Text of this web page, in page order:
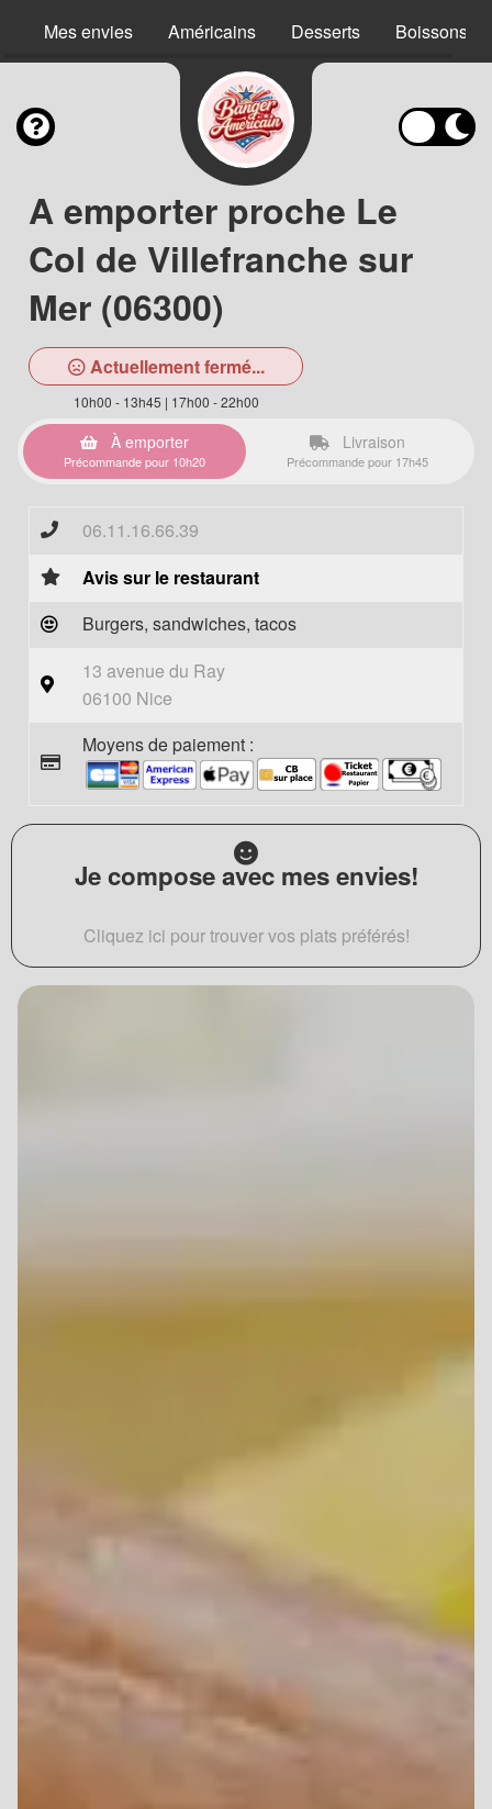
Mes envies Américains Desserts Boissons
A emporter proche Le
Col de Villefranche sur
Mer (06300)
Actuellement fermé...
10h00 - 13h45 | 17h00 - 22h00
À emporter
Précommande pour 10h20
Livraison
Précommande pour 17h45
06.11.16.66.39
Avis sur le restaurant
Burgers, sandwiches, tacos
13 avenue du Ray
06100 Nice
Moyens de paiement :
Je compose avec mes envies!
Cliquez ici pour trouver vos plats préférés!